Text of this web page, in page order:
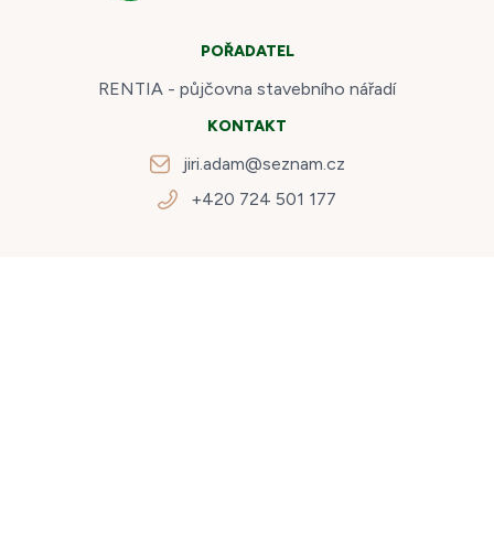
POŘADATEL
RENTIA - půjčovna stavebního nářadí
KONTAKT
jiri.adam@seznam.cz
+420 724 501 177